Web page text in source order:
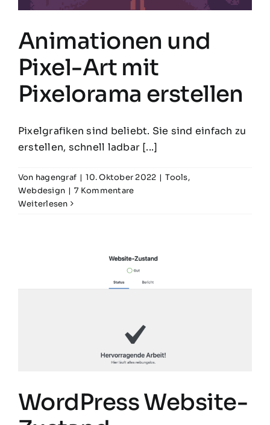
Animationen und
Pixel-Art mit
Pixelorama erstellen
Pixelgrafiken sind beliebt. Sie sind einfach zu
erstellen, schnell ladbar [...]
Von hagengraf | 10. Oktober 2022 | Tools,
Webdesign | 7 Kommentare
Weiterlesen
WordPress Website-